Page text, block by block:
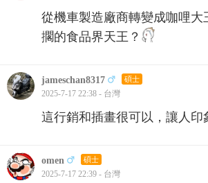
從機車製造廠商轉變成咖哩大
擱的食品界天王？
jameschan8317 碩士
2025-7-17 22:38 - 台灣
這行銷和插畫很可以，讓人印
omen 碩士
2025-7-17 22:39 - 台灣